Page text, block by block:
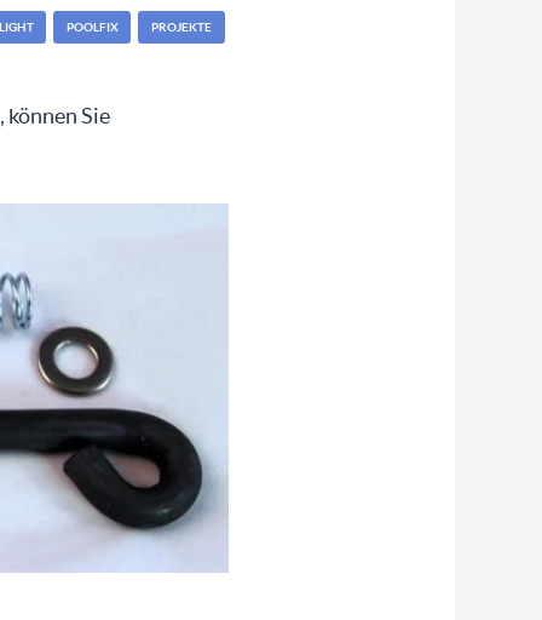
POOLFIX PROJEKTE
Sie